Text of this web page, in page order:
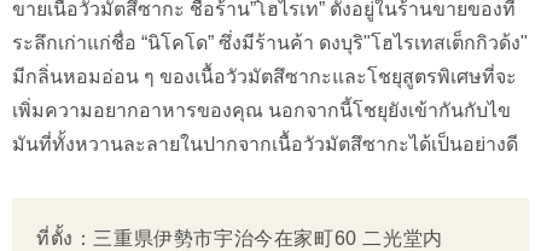
ขายเนื้อวัวมัตสึซากะ ชื่อร้าน”โฮไรเท” ตั้งอยู่ในร้านขายของที่
ระลึกเก่าแก่ชื่อ “นิโคโด” ซึ่งมีร้านค้า ดงบุริ"โฮไรเทสเต็กกิวด้ง"
มีกลิ่นหอมอ่อน ๆ ของเนื้อวัวมัตสึซากะและโชยุสูตรพิเศษที่จะ
เพิ่มความอยากอาหารของคุณ นอกจากนี้โชยุยังเข้ากันกับไข
มันที่ทั้งหวานละลายในปากจากเนื้อวัวมัตสึซากะได้เป็นอย่างดี
ที่ตั้ง：三重県伊勢市宇治今在家町60 二光堂内